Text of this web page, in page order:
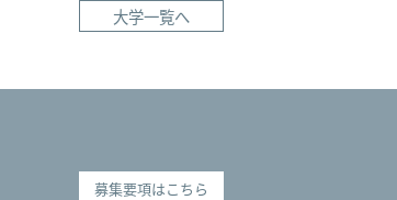
大学一覧へ
募集要項はこちら